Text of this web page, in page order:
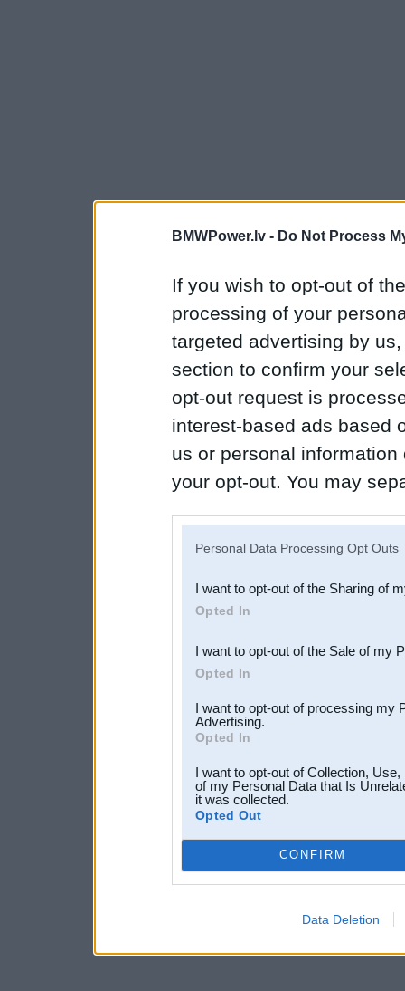
BMWPower.lv - Do Not Process
If you wish to opt-out of
processing of your
targeted advertising by
section to confirm your
opt-out request is
interest-based ads based
us or personal
your opt-out. You may
Downstream Participants
third parties.
Personal Data Processing Opt Outs
I want to opt-out of the Sharing of
Opted In
I want to opt-out of the Sale of my
Opted In
I want to opt-out of processing my
Advertising.
Opted In
I want to opt-out of Collection,
of my Personal Data that Is
it was collected.
Opted Out
CONFIRM
Data Deletion